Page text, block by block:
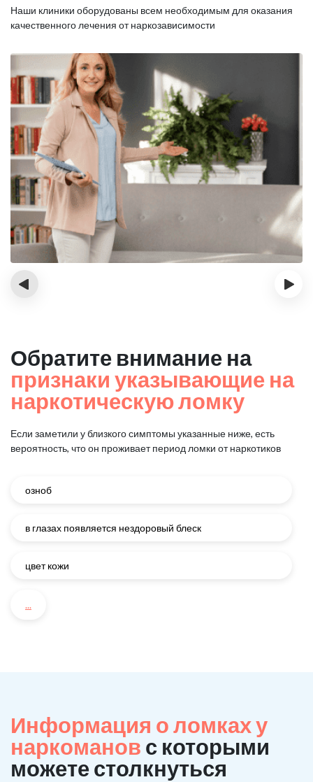
Наши клиники оборудованы всем необходимым для оказания
качественного лечения от наркозависимости
‹ ›
Обратите внимание на
признаки указывающие на
наркотическую ломку
Если заметили у близкого симптомы указанные ниже, есть
вероятность, что он проживает период ломки от наркотиков
озноб
в глазах появляется нездоровый блеск
цвет кожи
...
Информация о ломках у
наркоманов с которыми
можете столкнуться